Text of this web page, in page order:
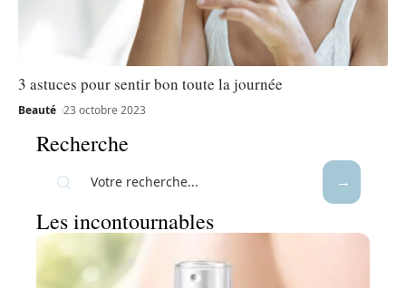
3 astuces pour sentir bon toute la journée
Beauté 23 octobre 2023
Recherche
Les incontournables